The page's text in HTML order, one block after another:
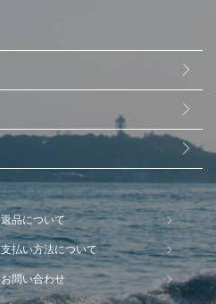
返品について
支払い方法について
お問い合わせ